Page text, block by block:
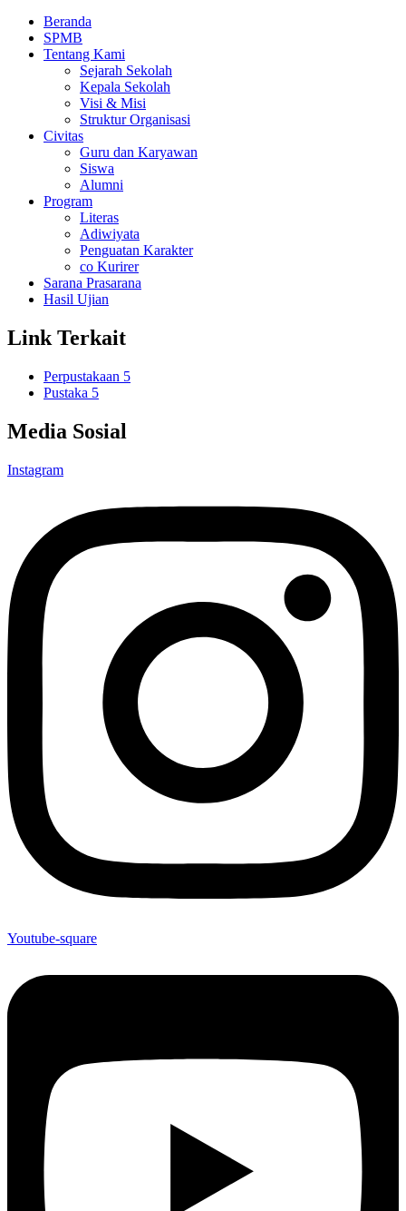
Beranda
SPMB
Tentang Kami
Sejarah Sekolah
Kepala Sekolah
Visi & Misi
Struktur Organisasi
Civitas
Guru dan Karyawan
Siswa
Alumni
Program
Literas
Adiwiyata
Penguatan Karakter
co Kurirer
Sarana Prasarana
Hasil Ujian
Link Terkait
Perpustakaan 5
Pustaka 5
Media Sosial
Instagram
Youtube-square